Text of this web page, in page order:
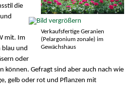
Verkaufsfertige Geranien
(Pelargonium zonale) im
Gewächshaus
die
mit. Im
blau und
oder
können. Gefragt sind aber auch nach wie
gelb oder rot und Pflanzen mit